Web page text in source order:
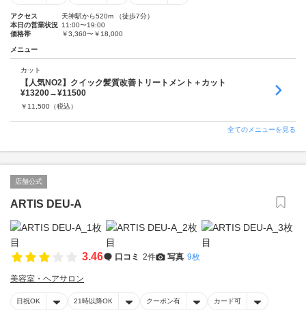
アクセス
天神駅から520m （徒歩7分）
本日の営業状況 11:00〜19:00
価格帯
￥3,360〜￥18,000
メニュー
カット
【人気NO2】クイック髪質改善トリートメント＋カット
¥13200→¥11500
￥ 11,500 （税込）
全てのメニューを見る
店舗公式
ARTIS DEU-A
3.46 口コミ 2件 写真 9枚
美容室・ヘアサロン
日祝OK 21時以降OK クーポン有 カード可